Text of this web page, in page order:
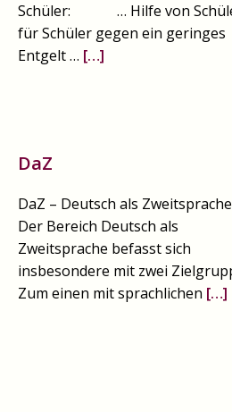
Schüler: … Hilfe von
für Schüler gegen ein geringes
Entgelt … […]
DaZ
DaZ – Deutsch als Zweitsprache
Der Bereich Deutsch als
Zweitsprache befasst sich
insbesondere mit zwei
Zum einen mit sprachlichen […]